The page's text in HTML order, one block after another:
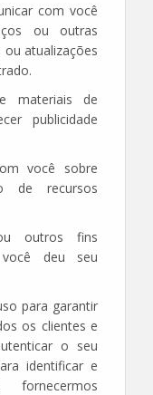
com você
ou outras
atualizações
materiais de
publicidade
você sobre
de recursos
outros fins
deu seu
para garantir
os clientes e
o seu
identificar e